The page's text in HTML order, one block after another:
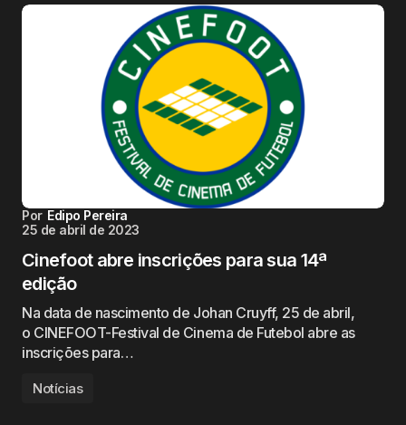
Por Edipo Pereira
25 de abril de 2023
Cinefoot abre inscrições para sua 14ª
edição
Na data de nascimento de Johan Cruyff, 25 de abril,
o CINEFOOT-Festival de Cinema de Futebol abre as
inscrições para…
Notícias